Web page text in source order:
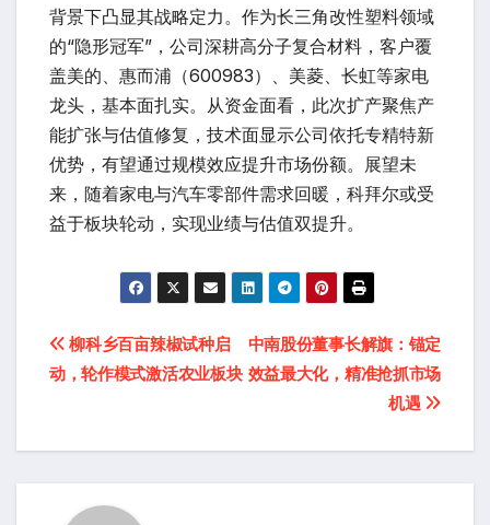
背景下凸显其战略定力。作为长三角改性塑料领域
的“隐形冠军”，公司深耕高分子复合材料，客户覆
盖美的、惠而浦（600983）、美菱、长虹等家电
龙头，基本面扎实。从资金面看，此次扩产聚焦产
能扩张与估值修复，技术面显示公司依托专精特新
优势，有望通过规模效应提升市场份额。展望未
来，随着家电与汽车零部件需求回暖，科拜尔或受
益于板块轮动，实现业绩与估值双提升。
文
章
导
中南股份董事长解旗：锚定
效益最大化，精准抢抓市场
机遇
柳科乡百亩辣椒试种启
动，轮作模式激活农业板块